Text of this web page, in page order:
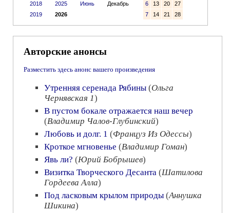
2018
2019
2025
2026
Июнь
Декабрь
6
13 20
27
7
14 21 28
Авторские анонсы
Разместить здесь анонс вашего произведения
Утренняя серенада Рябины (Ольга
Чернявская 1)
В пустом бокале отражается наш вечер
(Владимир Чалов-Глубинский)
Любовь и долг. 1 (Француз Из Одессы)
Кроткое мгновенье (Владимир Гоман)
Явь ли? (Юрий Бобрышев)
Визитка Творческого Десанта (Шатилова
Гордеева Алла)
Под ласковым крылом природы (Аннушка
Шикина)